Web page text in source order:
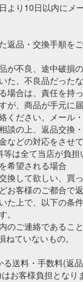
より10日以内にメ
返品・交換手順を
が不良、途中破損
た、不良品だった
場合は、責任を持
が、商品が手元に
ください。メール
談の上、返品交換
などの対応をさせ
は全て当店が負担
希望される場合
換して欲しい、買
お客様のご都合で
た上で、以下の条
。
のご連絡であること
ていないもの。
送料・手数料(返
お客様負担となり